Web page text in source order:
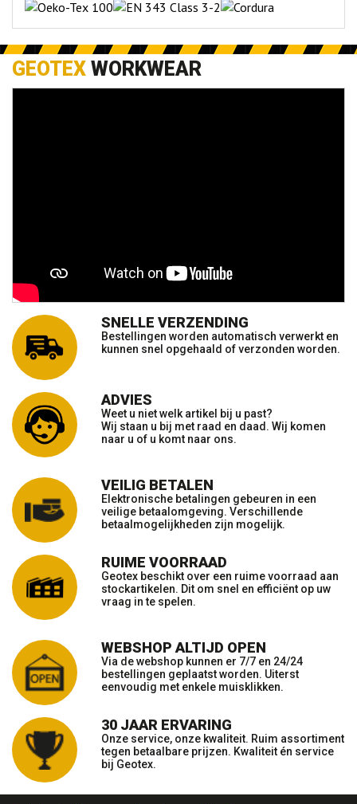
GEOTEX WORKWEAR
SNELLE VERZENDING
Bestellingen worden automatisch verwerkt en
kunnen snel opgehaald of verzonden worden.
ADVIES
Weet u niet welk artikel bij u past?
Wij staan u bij met raad en daad. Wij komen
naar u of u komt naar ons.
VEILIG BETALEN
Elektronische betalingen gebeuren in een
veilige betaalomgeving. Verschillende
betaalmogelijkheden zijn mogelijk.
RUIME VOORRAAD
Geotex beschikt over een ruime voorraad aan
stockartikelen. Dit om snel en efficiënt op uw
vraag in te spelen.
WEBSHOP ALTIJD OPEN
Via de webshop kunnen er 7/7 en 24/24
bestellingen geplaatst worden. Uiterst
eenvoudig met enkele muisklikken.
30 JAAR ERVARING
Onze service, onze kwaliteit. Ruim assortiment
tegen betaalbare prijzen. Kwaliteit én service
bij Geotex.